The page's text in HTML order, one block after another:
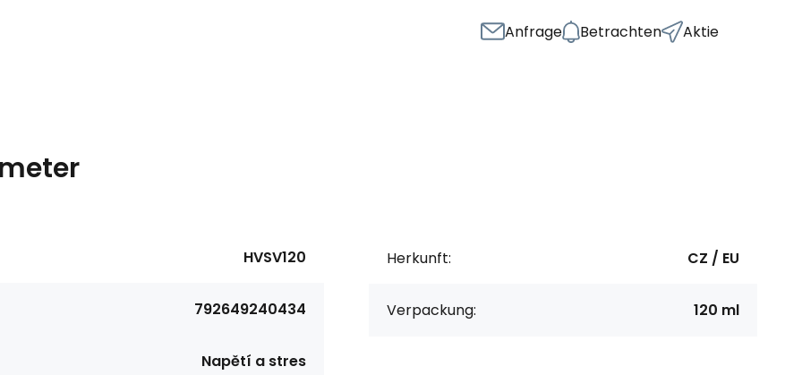
Anfrage Betrachten Aktie
HVSV120
792649240434
Napětí a stres
Herkunft: CZ / EU
Verpackung: 120 ml